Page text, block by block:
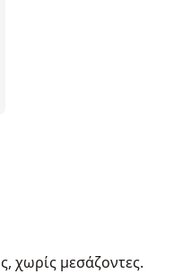
χωρίς μεσάζοντες.